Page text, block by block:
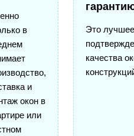
в
и
окон в
или
Это лучшее
качества